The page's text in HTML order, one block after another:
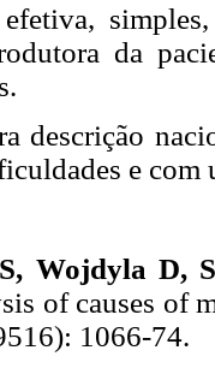
da
descrição
e
Wojdyla D,
of causes of
1066-74.